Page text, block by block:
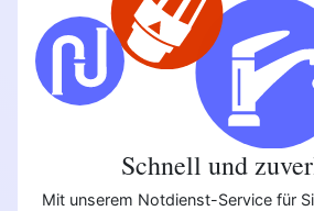
Schnell und
Mit unserem Notdienst-Service für